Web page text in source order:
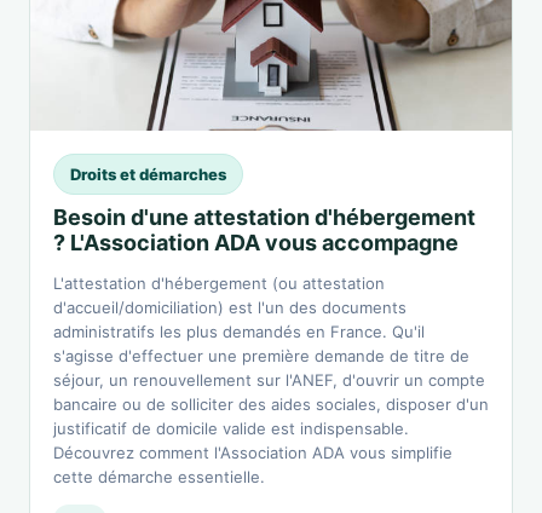
Droits et démarches
Besoin d'une attestation d'hébergement
? L'Association ADA vous accompagne
L'attestation d'hébergement (ou attestation
d'accueil/domiciliation) est l'un des documents
administratifs les plus demandés en France. Qu'il
s'agisse d'effectuer une première demande de titre de
séjour, un renouvellement sur l'ANEF, d'ouvrir un compte
bancaire ou de solliciter des aides sociales, disposer d'un
justificatif de domicile valide est indispensable.
Découvrez comment l'Association ADA vous simplifie
cette démarche essentielle.